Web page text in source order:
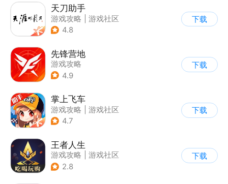
天刀助手
游戏攻略
游戏社区
4.8
下载
先锋营地
游戏攻略
4.9
下载
掌上飞车
游戏攻略
游戏社区
4.7
下载
王者人生
游戏攻略
游戏社区
2.8
下载